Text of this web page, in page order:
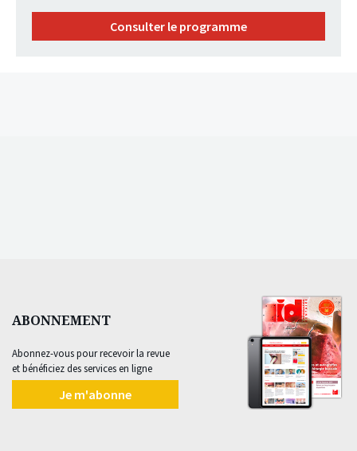
Consulter le programme
ABONNEMENT
Abonnez-vous pour recevoir la revue
et bénéficiez des services en ligne
Je m'abonne